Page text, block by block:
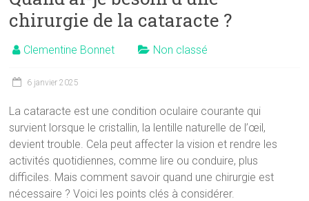
chirurgie de la cataracte ?
Clementine Bonnet Non classé
6 janvier 2025
La cataracte est une condition oculaire courante qui
survient lorsque le cristallin, la lentille naturelle de l’œil,
devient trouble. Cela peut affecter la vision et rendre les
activités quotidiennes, comme lire ou conduire, plus
difficiles. Mais comment savoir quand une chirurgie est
nécessaire ? Voici les points clés à considérer.